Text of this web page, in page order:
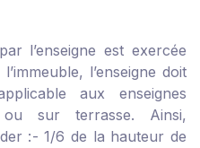
l’enseigne est exercée
l’enseigne doit
aux enseignes
sur terrasse. Ainsi,
:- 1/6 de la hauteur de